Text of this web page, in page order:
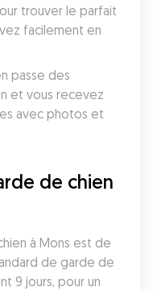
trouver le parfait
facilement en
passe des
et vous recevez
avec photos et
de chien
à Mons est de
de garde de
9 jours, pour un